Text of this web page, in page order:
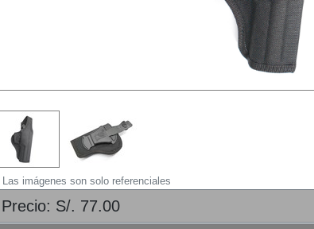
Las imágenes son solo referenciales
Precio: S/. 77.00